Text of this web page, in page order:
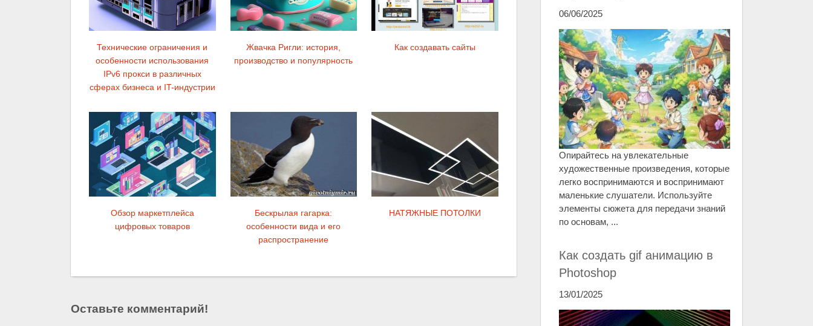
Технические ограничения и
особенности использования
IPv6 прокси в различных
сферах бизнеса и IT-индустрии
Жвачка Ригли: история,
производство и популярность
Как создавать сайты
Обзор маркетплейса
цифровых товаров
Бескрылая гагарка:
особенности вида и его
распространение
НАТЯЖНЫЕ ПОТОЛКИ
Оставьте комментарий!
06/06/2025
Опирайтесь на увлекательные
художественные произведения, которые
легко воспринимаются и воспринимают
маленькие слушатели. Используйте
элементы сюжета для передачи знаний
по основам, ...
Как создать gif анимацию в
Photoshop
13/01/2025